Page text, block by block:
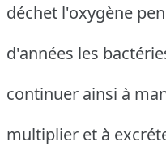
déchet l'oxygène
d'années les
continuer ainsi à
multiplier et à